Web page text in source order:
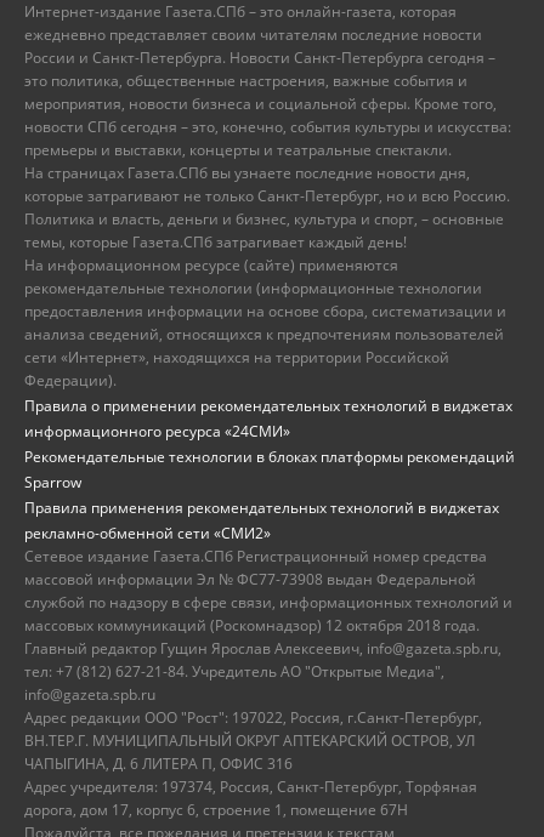
Интернет-издание Газета.СПб – это онлайн-газета, которая
ежедневно представляет своим читателям последние новости
России и Санкт-Петербурга. Новости Санкт-Петербурга сегодня –
это политика, общественные настроения, важные события и
мероприятия, новости бизнеса и социальной сферы. Кроме того,
новости СПб сегодня – это, конечно, события культуры и искусства:
премьеры и выставки, концерты и театральные спектакли.
На страницах Газета.СПб вы узнаете последние новости дня,
которые затрагивают не только Санкт-Петербург, но и всю Россию.
Политика и власть, деньги и бизнес, культура и спорт, – основные
темы, которые Газета.СПб затрагивает каждый день!
На информационном ресурсе (сайте) применяются
рекомендательные технологии (информационные технологии
предоставления информации на основе сбора, систематизации и
анализа сведений, относящихся к предпочтениям пользователей
сети «Интернет», находящихся на территории Российской
Федерации).
Правила о применении рекомендательных технологий в виджетах
информационного ресурса «24СМИ»
Рекомендательные технологии в блоках платформы рекомендаций
Sparrow
Правила применения рекомендательных технологий в виджетах
рекламно-обменной сети «СМИ2»
Сетевое издание Газета.СПб Регистрационный номер средства
массовой информации Эл № ФС77-73908 выдан Федеральной
службой по надзору в сфере связи, информационных технологий и
массовых коммуникаций (Роскомнадзор) 12 октября 2018 года.
Главный редактор Гущин Ярослав Алексеевич, info@gazeta.spb.ru,
тел: +7 (812) 627-21-84. Учредитель АО "Открытые Медиа",
info@gazeta.spb.ru
Адрес редакции ООО "Рост": 197022, Россия, г.Санкт-Петербург,
ВН.ТЕР.Г. МУНИЦИПАЛЬНЫЙ ОКРУГ АПТЕКАРСКИЙ ОСТРОВ, УЛ
ЧАПЫГИНА, Д. 6 ЛИТЕРА П, ОФИС 316
Адрес учредителя: 197374, Россия, Санкт-Петербург, Торфяная
дорога, дом 17, корпус 6, строение 1, помещение 67Н